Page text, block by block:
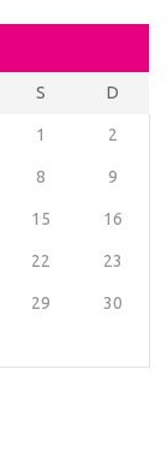
S D
1 2
8 9
15 16
22 23
29 30